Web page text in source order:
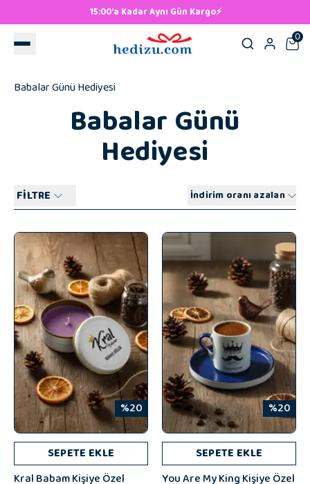
15:00'a Kadar Aynı Gün Kargo⚡
0
Babalar Günü Hediyesi
Babalar Günü
Hediyesi
FİLTRE İndirim oranı azalan
%20
SEPETE EKLE
Kral Babam Kişiye Özel
%20
SEPETE EKLE
You Are My King Kişiye Özel